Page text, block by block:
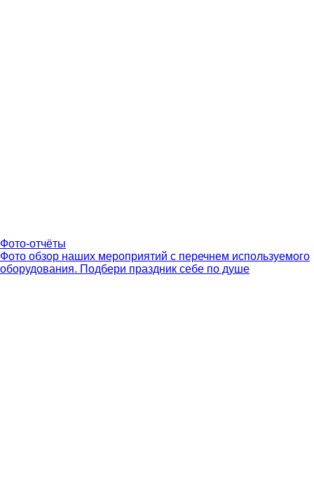
Фото-отчёты
Фото обзор наших мероприятий с перечнем используемого
оборудования. Подбери праздник себе по душе